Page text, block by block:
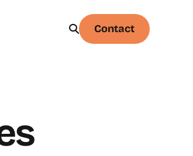
Contact